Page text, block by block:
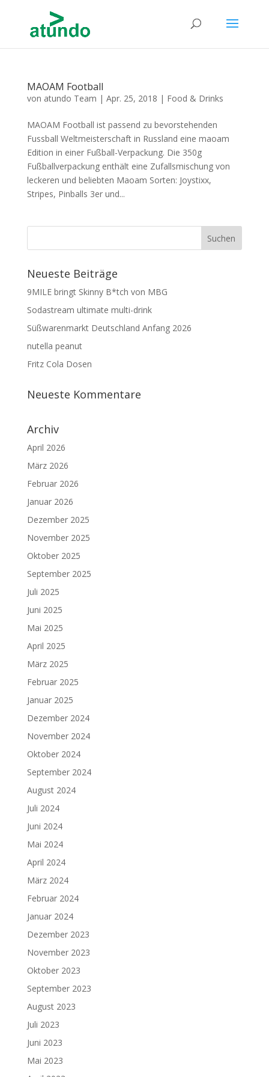
MAOAM Football
von atundo Team | Apr. 25, 2018 | Food & Drinks
MAOAM Football ist passend zu bevorstehenden
Fussball Weltmeisterschaft in Russland eine maoam
Edition in einer Fußball-Verpackung. Die 350g
Fußballverpackung enthält eine Zufallsmischung von
leckeren und beliebten Maoam Sorten: Joystixx,
Stripes, Pinballs 3er und...
Neueste Beiträge
9MILE bringt Skinny B*tch von MBG
Sodastream ultimate multi-drink
Süßwarenmarkt Deutschland Anfang 2026
nutella peanut
Fritz Cola Dosen
Neueste Kommentare
Archiv
April 2026
März 2026
Februar 2026
Januar 2026
Dezember 2025
November 2025
Oktober 2025
September 2025
Juli 2025
Juni 2025
Mai 2025
April 2025
März 2025
Februar 2025
Januar 2025
Dezember 2024
November 2024
Oktober 2024
September 2024
August 2024
Juli 2024
Juni 2024
Mai 2024
April 2024
März 2024
Februar 2024
Januar 2024
Dezember 2023
November 2023
Oktober 2023
September 2023
August 2023
Juli 2023
Juni 2023
Mai 2023